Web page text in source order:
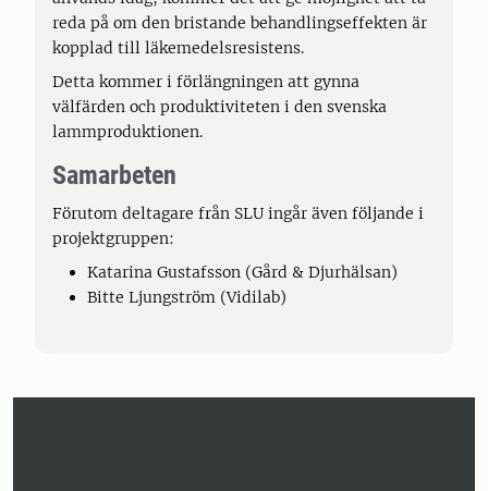
reda på om den bristande behandlingseffekten är
kopplad till läkemedelsresistens.
Detta kommer i förlängningen att gynna
välfärden och produktiviteten i den svenska
lammproduktionen.
Samarbeten
Förutom deltagare från SLU ingår även följande i
projektgruppen:
Katarina Gustafsson (Gård & Djurhälsan)
Bitte Ljungström (Vidilab)